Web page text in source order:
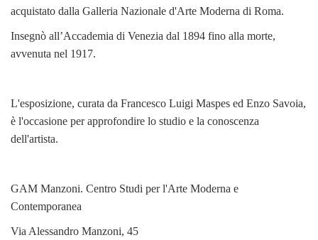
acquistato dalla Galleria Nazionale d'Arte Moderna di Roma.
Insegnò all’Accademia di Venezia dal 1894 fino alla morte,
avvenuta nel 1917.
L'esposizione, curata da Francesco Luigi Maspes ed Enzo Savoia,
è l'occasione per approfondire lo studio e la conoscenza
dell'artista.
GAM Manzoni. Centro Studi per l'Arte Moderna e
Contemporanea
Via Alessandro Manzoni, 45